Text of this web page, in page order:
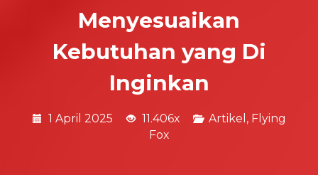
Menyesuaikan
Kebutuhan yang Di
Inginkan
1 April 2025 11.406x Artikel , Flying
Fox